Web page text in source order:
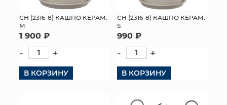
СН (2316-8) КАШПО КЕРАМ.
M
1 900 ₽
- +
В КОРЗИНУ
СН (2316-8) КАШПО КЕРАМ.
S
990 ₽
- +
В КОРЗИНУ